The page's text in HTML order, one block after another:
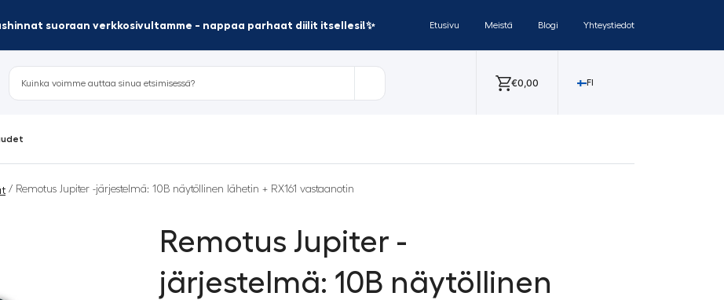
suoraan verkkosivultamme - nappaa parhaat diilit itsellesi!✨ Etusivu Meistä Blogi Yhteystiedot
€0,00 FI
/ Remotus Jupiter -järjestelmä: 10B näytöllinen lähetin + RX161 vastaanotin
Remotus Jupiter -
järjestelmä: 10B näytöllinen